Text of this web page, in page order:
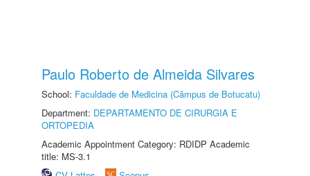
Paulo Roberto de Almeida Silvares
School: Faculdade de Medicina (Câmpus de Botucatu)
Department: DEPARTAMENTO DE CIRURGIA E
ORTOPEDIA
Academic Appointment Category: RDIDP Academic
title: MS-3.1